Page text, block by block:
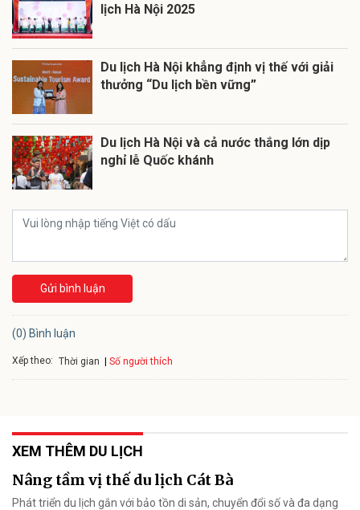
lịch Hà Nội 2025
Du lịch Hà Nội khẳng định vị thế với giải
thưởng “Du lịch bền vững”
Du lịch Hà Nội và cả nước thắng lớn dịp
nghỉ lễ Quốc khánh
Gửi bình luận
(0) Bình luận
Xếp theo: Thời gian Số người thích
XEM THÊM DU LỊCH
Nâng tầm vị thế du lịch Cát Bà
Phát triển du lịch gắn với bảo tồn di sản, chuyển đổi số và đa dạng